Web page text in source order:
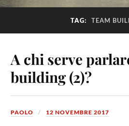
TAG: TEAM
A chi serve
building (2)?
PAOLO 12 NOVEMBRE 2017